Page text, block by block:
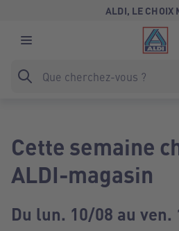
ALDI, LE CHOIX
Cette semaine
ALDI-magasin
Du lun. 10/08 au